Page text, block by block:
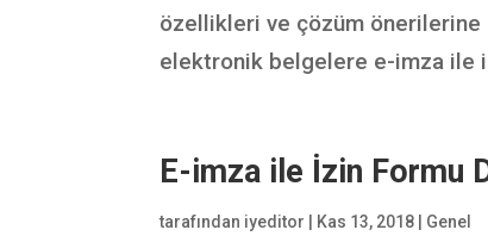
özellikleri ve çözüm önerilerine
elektronik belgelere e-imza ile
E-imza ile İzin Formu
tarafından iyeditor Kas 13, 2018 Genel